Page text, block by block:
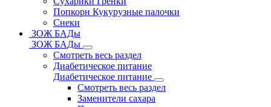
Попкорн Кукурузные палочки
Снеки
ЗОЖ БАДы
ЗОЖ БАДы
Смотреть весь раздел
Диабетическое питание
Диабетическое питание
Смотреть весь раздел
Заменители сахара